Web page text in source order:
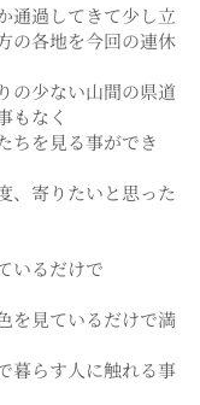
通過してきて少し立
の各地を今回の連休
の少ない山間の県道
もなく
ちを見る事ができ
、寄りたいと思った
いるだけで
を見ているだけで満
暮らす人に触れる事